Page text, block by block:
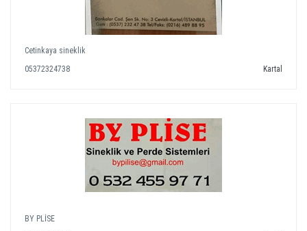
Cetinkaya sineklik
05372324738
Kartal
BY PLİSE